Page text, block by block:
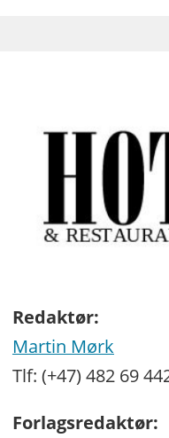
Redaktør:
Martin Mørk
Tlf: (+47) 482 69
Forlagsredaktør: